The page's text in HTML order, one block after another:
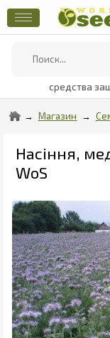
средства
Магазин
Насіння,
WoS